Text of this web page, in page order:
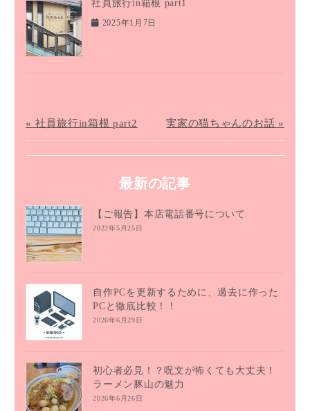
社員旅行in箱根 part1
2025年1月7日
« 社員旅行in箱根 part2 実家の猫ちゃんのお話 »
最新の記事
【ご報告】本店電話番号について
2022年5月25日
自作PCを更新するために、過去に作った
PCと徹底比較！！
2026年6月29日
初心者必見！？呪文が怖くても大丈夫！
ラーメン豚山の魅力
2026年6月26日